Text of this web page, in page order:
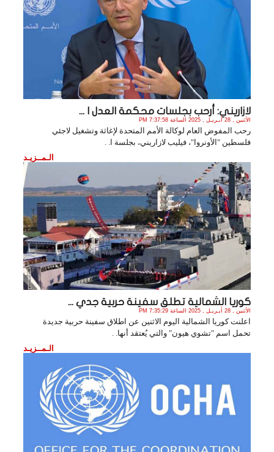
لازاريني: أرحب بجلسات محكمة العدل ا ...
الأثنين , 28 أبـريـل , 2025 الساعة 7:37:58 PM
رحب المفوض العام لوكالة الأمم المتحدة لإغاثة وتشغيل لاجئي
فلسطين "الأونروا"، فيليب لازاريني، بجلسة ا. .
الـمــزيـد
كوريا الشمالية تطلق سفينة حربية جدي ...
الأثنين , 28 أبـريـل , 2025 الساعة 7:35:29 PM
اعلنت كوريا الشمالية اليوم الاثنين عن اطلاق سفينة حربية جديدة
تحمل اسم "تشوي هيون" والتي يُعتقد أنها. .
الـمــزيـد